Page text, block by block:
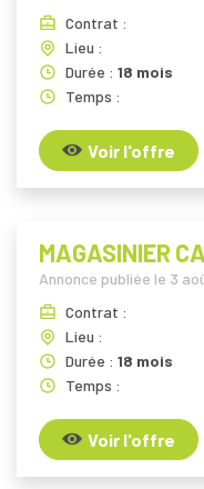
Contrat :
Lieu :
Durée : 18 mois
Temps :
Voir l'offre
MAGASINIER
Annonce publiée le 3
Contrat :
Lieu :
Durée : 18 mois
Temps :
Voir l'offre